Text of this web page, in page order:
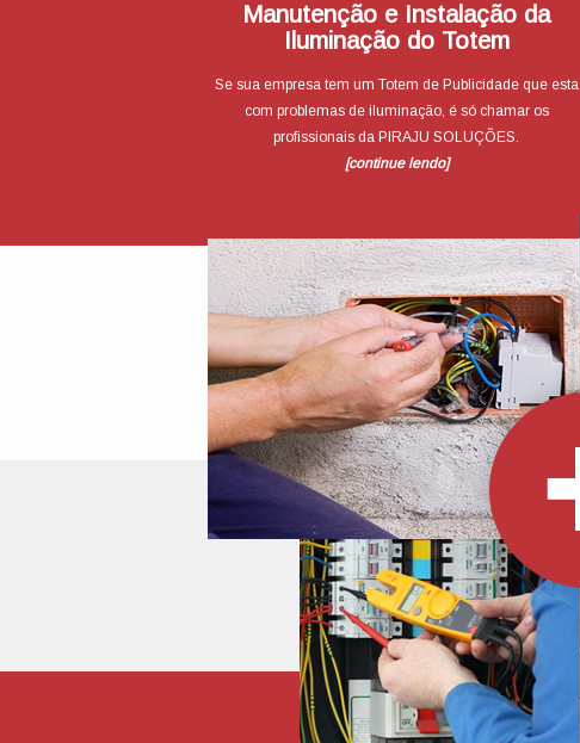
Manutenção e Instalação da
Iluminação do Totem
Se sua empresa tem um Totem de Publicidade que esta
com problemas de iluminação, é só chamar os
profissionais da PIRAJU SOLUÇÕES.
[continue lendo]